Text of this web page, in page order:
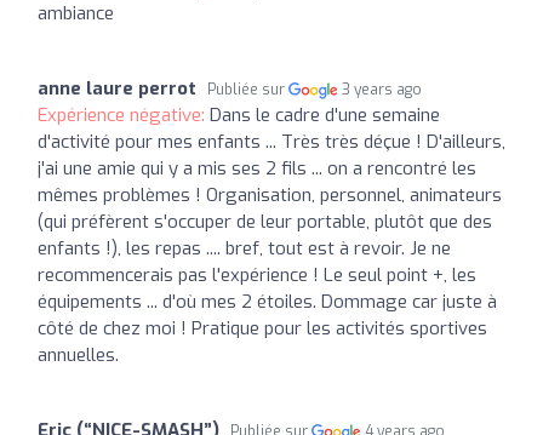
ambiance
anne laure perrot Publiée sur 3 years ago
Expérience négative: Dans le cadre d'une semaine
d'activité pour mes enfants ... Très très déçue ! D'ailleurs,
j'ai une amie qui y a mis ses 2 fils ... on a rencontré les
mêmes problèmes ! Organisation, personnel, animateurs
(qui préfèrent s'occuper de leur portable, plutôt que des
enfants !), les repas .... bref, tout est à revoir. Je ne
recommencerais pas l'expérience ! Le seul point +, les
équipements ... d'où mes 2 étoiles. Dommage car juste à
côté de chez moi ! Pratique pour les activités sportives
annuelles.
Eric (“NICE-SMASH”)